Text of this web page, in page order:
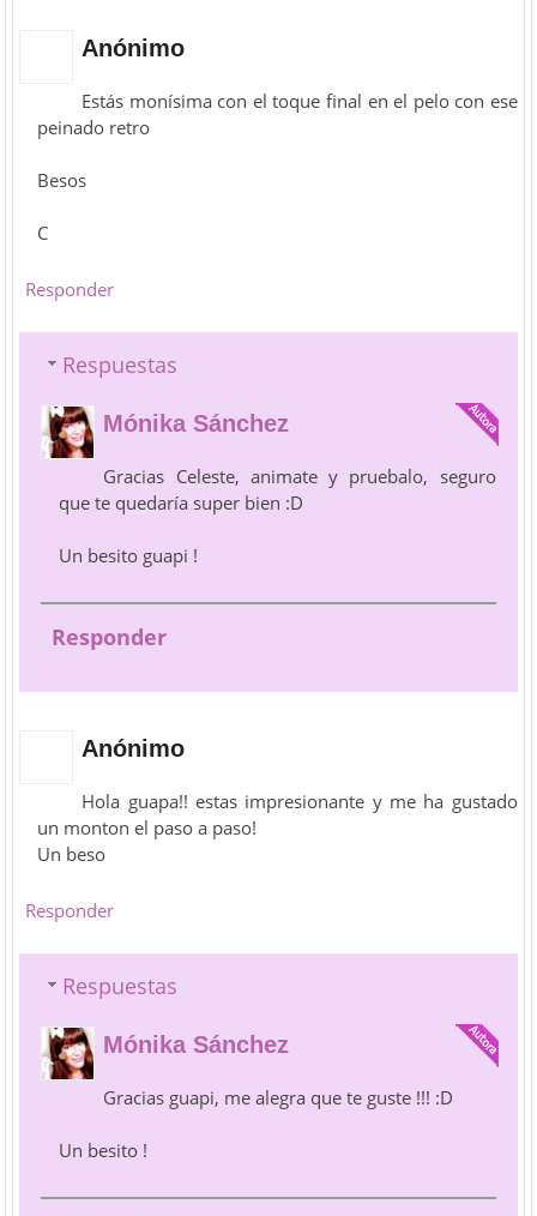
Anónimo
Estás monísima con el toque final en el pelo con ese
peinado retro
Besos
C
Responder
Respuestas
Mónika Sánchez
Gracias Celeste, animate y pruebalo, seguro
que te quedaría super bien :D
Un besito guapi !
Responder
Anónimo
Hola guapa!! estas impresionante y me ha gustado
un monton el paso a paso!
Un beso
Responder
Respuestas
Mónika Sánchez
Gracias guapi, me alegra que te guste !!! :D
Un besito !